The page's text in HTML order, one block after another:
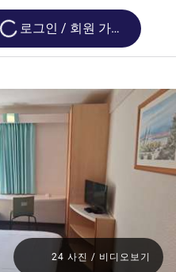
Loading...
로그인 / 회원 가입
24 사진 / 비디오보기